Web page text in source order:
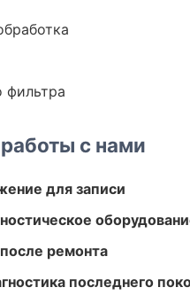
фильтра
с нами
для записи
ремонта
последнего